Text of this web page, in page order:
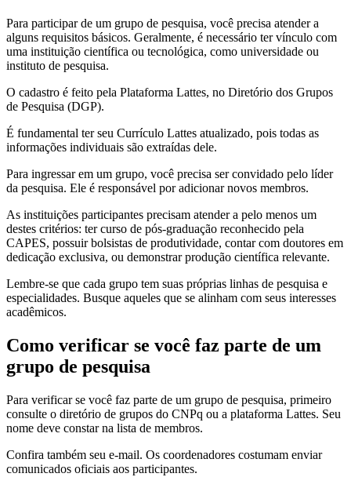
Para participar de um grupo de pesquisa, você precisa atender a
alguns requisitos básicos. Geralmente, é necessário ter vínculo com
uma instituição científica ou tecnológica, como universidade ou
instituto de pesquisa.
O cadastro é feito pela Plataforma Lattes, no Diretório dos Grupos
de Pesquisa (DGP).
É fundamental ter seu Currículo Lattes atualizado, pois todas as
informações individuais são extraídas dele.
Para ingressar em um grupo, você precisa ser convidado pelo líder
da pesquisa. Ele é responsável por adicionar novos membros.
As instituições participantes precisam atender a pelo menos um
destes critérios: ter curso de pós-graduação reconhecido pela
CAPES, possuir bolsistas de produtividade, contar com doutores em
dedicação exclusiva, ou demonstrar produção científica relevante.
Lembre-se que cada grupo tem suas próprias linhas de pesquisa e
especialidades. Busque aqueles que se alinham com seus interesses
acadêmicos.
Como verificar se você faz parte de um
grupo de pesquisa
Para verificar se você faz parte de um grupo de pesquisa, primeiro
consulte o diretório de grupos do CNPq ou a plataforma Lattes. Seu
nome deve constar na lista de membros.
Confira também seu e-mail. Os coordenadores costumam enviar
comunicados oficiais aos participantes.